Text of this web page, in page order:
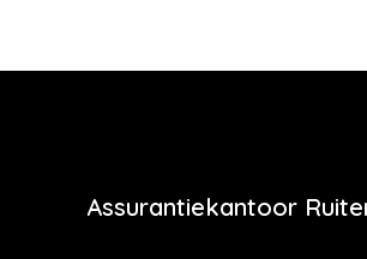
Assurantiekantoor